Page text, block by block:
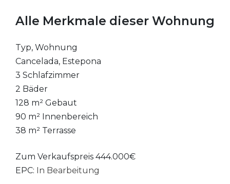
Alle Merkmale dieser Wohnung
Typ, Wohnung
Cancelada, Estepona
3 Schlafzimmer
2 Bäder
128 m² Gebaut
90 m² Innenbereich
38 m² Terrasse
Zum Verkaufspreis 444.000€
EPC: In Bearbeitung